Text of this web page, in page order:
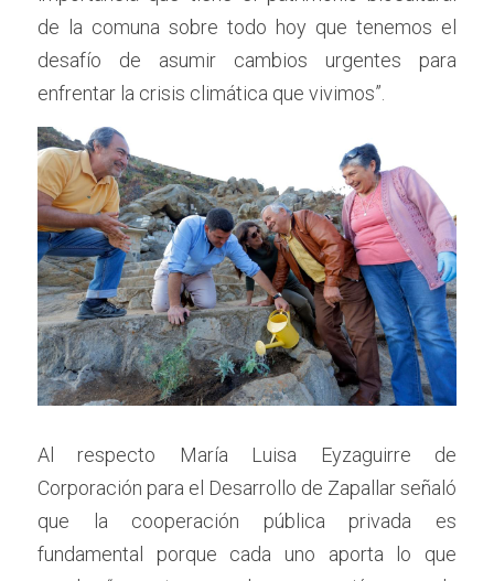
de la comuna sobre todo hoy que tenemos el
desafío de asumir cambios urgentes para
enfrentar la crisis climática que vivimos”.
Al respecto María Luisa Eyzaguirre de
Corporación para el Desarrollo de Zapallar señaló
que la cooperación pública privada es
fundamental porque cada uno aporta lo que